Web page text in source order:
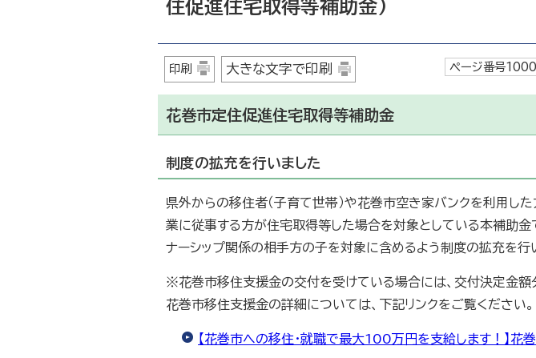
住促進住宅取得等補助金)
印刷 大きな文字で印刷 ページ番号
花巻市定住促進住宅取得等補助金
制度の拡充を行いました
県外からの移住者（子育て世帯）や花巻市空き家バンクを利用し
業に従事する方が住宅取得等した場合を対象としている本補助金
ナーシップ関係の相手方の子を対象に含めるよう制度の拡充を行
※花巻市移住支援金の交付を受けている場合には、交付決定金額
花巻市移住支援金の詳細については、下記リンクをご覧ください。
【花巻市への移住・就職で最大100万円を支給します！】花